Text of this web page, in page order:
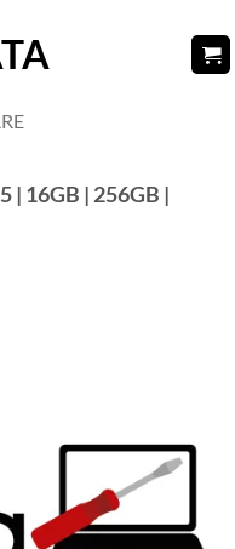
| 16GB | 256GB |